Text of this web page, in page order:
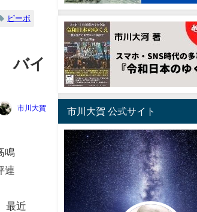
ピーボ
バイ
市川大賀
鳴
連
最近
市川大賀 公式サイト